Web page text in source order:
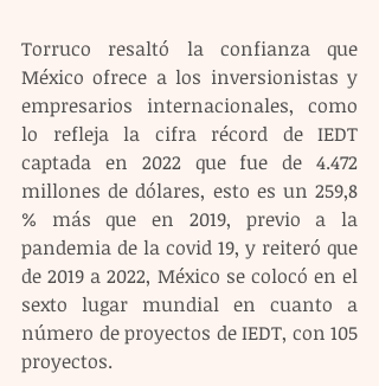
Torruco resaltó la confianza que
México ofrece a los inversionistas y
empresarios internacionales, como
lo refleja la cifra récord de IEDT
captada en 2022 que fue de 4.472
millones de dólares, esto es un 259,8
% más que en 2019, previo a la
pandemia de la covid 19, y reiteró que
de 2019 a 2022, México se colocó en el
sexto lugar mundial en cuanto a
número de proyectos de IEDT, con 105
proyectos.